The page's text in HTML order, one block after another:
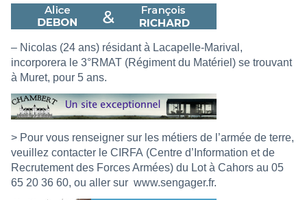
– Nicolas (24 ans) résidant à Lacapelle-Marival,
incorporera le 3°RMAT (Régiment du Matériel) se trouvant
à Muret, pour 5 ans.
> Pour vous renseigner sur les métiers de l’armée de terre,
veuillez contacter le CIRFA (Centre d’Information et de
Recrutement des Forces Armées) du Lot à Cahors au 05
65 20 36 60, ou aller sur www.sengager.fr.